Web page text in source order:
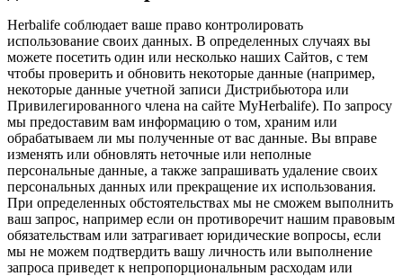
Herbalife соблюдает ваше право контролировать
использование своих данных. В определенных случаях вы
можете посетить один или несколько наших Сайтов, с тем
чтобы проверить и обновить некоторые данные (например,
некоторые данные учетной записи Дистрибьютора или
Привилегированного члена на сайте MyHerbalife). По запросу
мы предоставим вам информацию о том, храним или
обрабатываем ли мы полученные от вас данные. Вы вправе
изменять или обновлять неточные или неполные
персональные данные, а также запрашивать удаление своих
персональных данных или прекращение их использования.
При определенных обстоятельствах мы не сможем выполнить
ваш запрос, например если он противоречит нашим правовым
обязательствам или затрагивает юридические вопросы, если
мы не можем подтвердить вашу личность или выполнение
запроса приведет к непропорциональным расходам или